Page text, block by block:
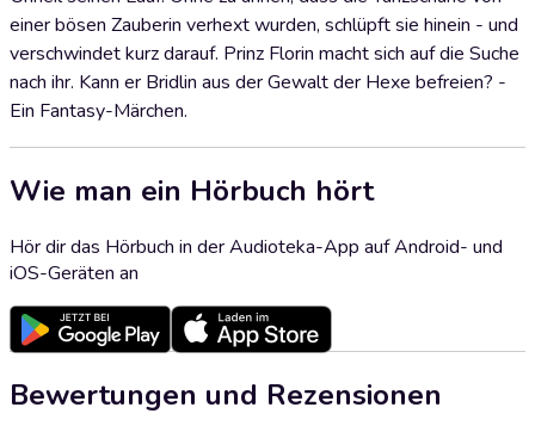
einer bösen Zauberin verhext wurden, schlüpft sie hinein - und
verschwindet kurz darauf. Prinz Florin macht sich auf die Suche
nach ihr. Kann er Bridlin aus der Gewalt der Hexe befreien? -
Ein Fantasy-Märchen.
Wie man ein Hörbuch hört
Hör dir das Hörbuch in der Audioteka-App auf Android- und
iOS-Geräten an
Bewertungen und Rezensionen